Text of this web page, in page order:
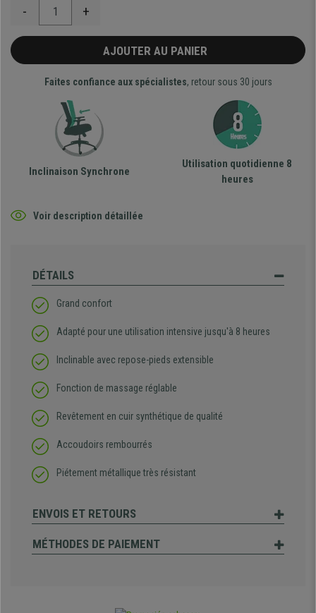
- +
AJOUTER AU PANIER
Faites confiance aux spécialistes, retour sous 30 jours
Inclinaison Synchrone
Utilisation quotidienne 8
heures
Voir description détaillée
DÉTAILS
Grand confort
Adapté pour une utilisation intensive jusqu'à 8 heures
Inclinable avec repose-pieds extensible
Fonction de massage réglable
Revêtement en cuir synthétique de qualité
Accoudoirs rembourrés
Piétement métallique très résistant
ENVOIS ET RETOURS
MÉTHODES DE PAIEMENT